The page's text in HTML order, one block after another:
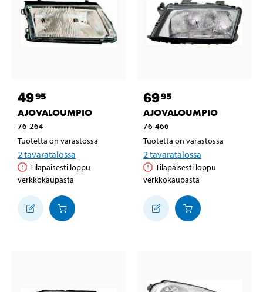
4995
AJOVALOUMPIO
76-264
Tuotetta on varastossa
2 tavaratalossa
Tilapäisesti loppu
verkkokaupasta
6995
AJOVALOUMPIO
76-466
Tuotetta on varastossa
2 tavaratalossa
Tilapäisesti loppu
verkkokaupasta